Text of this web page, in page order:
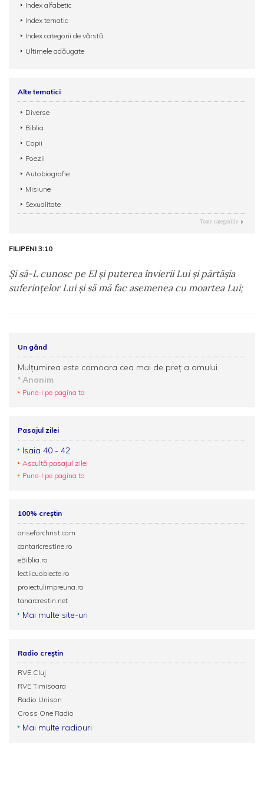
Index alfabetic
Index tematic
Index categorii de vârstă
Ultimele adăugate
Alte tematici
Diverse
Biblia
Copii
Poezii
Autobiografie
Misiune
Sexualitate
Toate categoriile
FILIPENI 3:10
Şi să-L cunosc pe El şi puterea învierii Lui şi părtăşia
suferinţelor Lui şi să mă fac asemenea cu moartea Lui;
Un gând
Mulţumirea este comoara cea mai de preţ a omului.
Anonim
Pune-l pe pagina ta
Pasajul zilei
Isaia 40 - 42
Ascultă pasajul zilei
Pune-l pe pagina ta
100% creștin
ariseforchrist.com
cantaricrestine.ro
eBiblia.ro
lectiicuobiecte.ro
proiectulimpreuna.ro
tanarcrestin.net
Mai multe site-uri
Radio creștin
RVE Cluj
RVE Timisoara
Radio Unison
Cross One Radio
Mai multe radiouri